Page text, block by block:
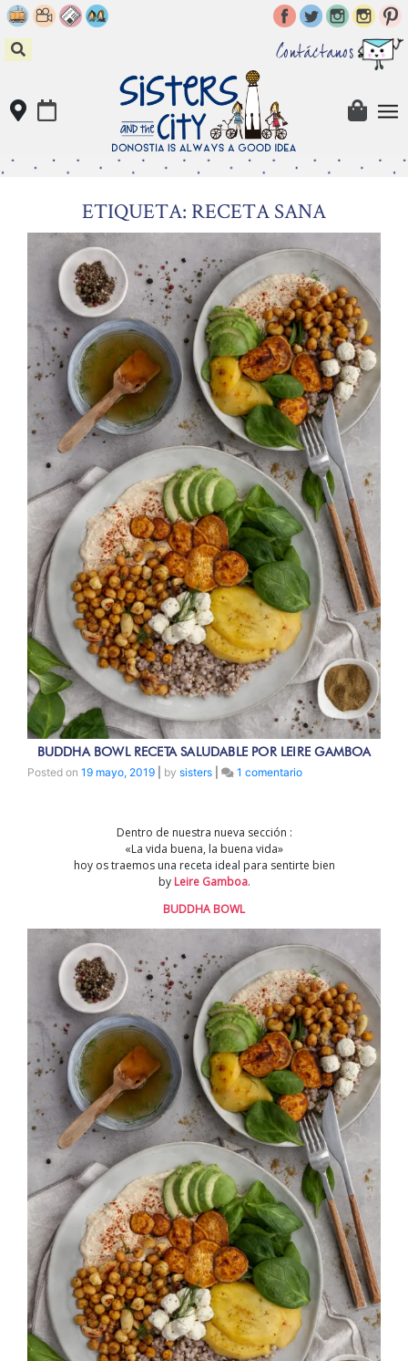
Skip
to
content
Contáctanos
ETIQUETA: RECETA SANA
BUDDHA BOWL RECETA SALUDABLE POR LEIRE GAMBOA
Posted on 19 mayo, 2019 by sisters 1 comentarioen
Leire
Dentro de nuestra nueva sección :
«La vida buena, la buena vida»
hoy os traemos una receta ideal para sentirte bien
by Leire Gamboa.
BUDDHA BOWL